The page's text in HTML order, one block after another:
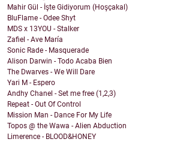
Mahir Gül - İşte Gidiyorum (Hoşçakal)
BluFlame - Odee Shyt
MDS x 13YOU - Stalker
Zafiel - Ave María
Sonic Rade - Masquerade
Alison Darwin - Todo Acaba Bien
The Dwarves - We Will Dare
Yari M - Espero
Andhy Chanel - Set me free (1,2,3)
Repeat - Out Of Control
Mission Man - Dance For My Life
Topos @ the Wawa - Alien Abduction
Limerence - BLOOD&HONEY